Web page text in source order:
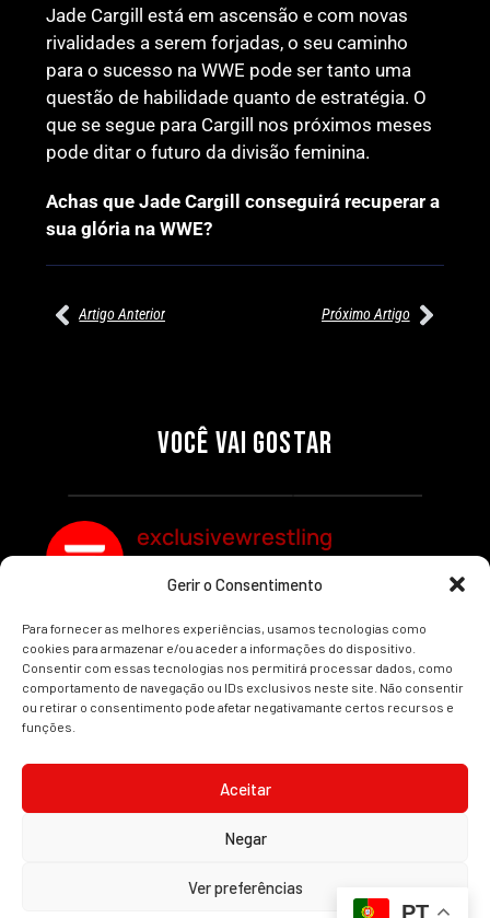
Gerir o Consentimento
Para fornecer as melhores experiências, usamos tecnologias como
cookies para armazenar e/ou aceder a informações do dispositivo.
Consentir com essas tecnologias nos permitirá processar dados, como
comportamento de navegação ou IDs exclusivos neste site. Não consentir
ou retirar o consentimento pode afetar negativamante certos recursos e
funções.
Aceitar
Negar
Ver preferências
Jade Cargill está em ascensão e com novas
rivalidades a serem forjadas, o seu caminho
para o sucesso na WWE pode ser tanto uma
questão de habilidade quanto de estratégia. O
que se segue para Cargill nos próximos meses
pode ditar o futuro da divisão feminina.
Achas que Jade Cargill conseguirá recuperar a
sua glória na WWE?
Artigo Anterior Próximo Artigo
VOCÊ VAI GOSTAR
SEGMENTOS A NÃO PERDER
Por exclusivewrestling
MUNDIAL FEMININO NA AEW
REDEMPTION
Por exclusivewrestling
exclusivewrestling
Ver mais Artigos
seus respetivos proprietários.
Illimitatus Agency PT